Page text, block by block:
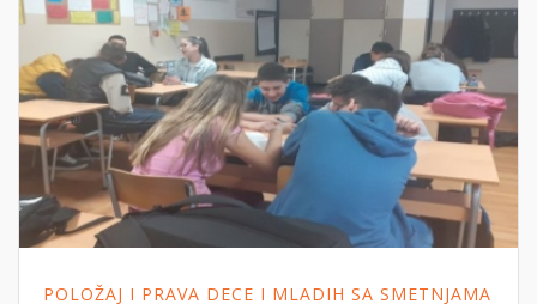
POLOŽAJ I PRAVA DECE I MLADIH SA SMETNJAMA